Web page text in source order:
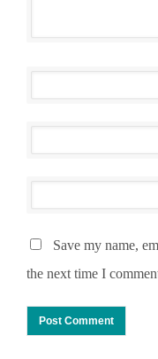
Save my name,
the next time I